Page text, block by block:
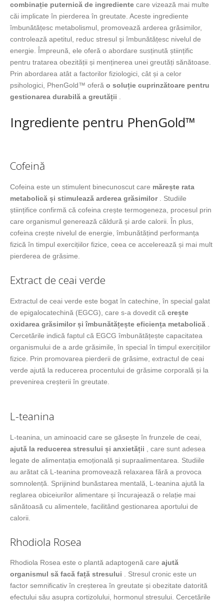
combinație puternică de ingrediente care vizează mai multe
căi implicate în pierderea în greutate. Aceste ingrediente
îmbunătățesc metabolismul, promovează arderea grăsimilor,
controlează apetitul, reduc stresul și îmbunătățesc nivelul de
energie. Împreună, ele oferă o abordare susținută științific
pentru tratarea obezității și menținerea unei greutăți sănătoase.
Prin abordarea atât a factorilor fiziologici, cât și a celor
psihologici, PhenGold™ oferă o soluție cuprinzătoare pentru
gestionarea durabilă a greutății .
Ingrediente pentru PhenGold™
Cofeină
Cofeina este un stimulent binecunoscut care mărește rata
metabolică și stimulează arderea grăsimilor. Studiile
științifice confirmă că cofeina crește termogeneza, procesul prin
care organismul generează căldură și arde calorii. În plus,
cofeina crește nivelul de energie, îmbunătățind performanța
fizică în timpul exercițiilor fizice, ceea ce accelerează și mai mult
pierderea de grăsime.
Extract de ceai verde
Extractul de ceai verde este bogat în catechine, în special galat
de epigalocatechină (EGCG), care s-a dovedit că crește
oxidarea grăsimilor și îmbunătățește eficiența metabolică
Cercetările indică faptul că EGCG îmbunătățește capacitatea
organismului de a arde grăsimile, în special în timpul exercițiilor
fizice. Prin promovarea pierderii de grăsime, extractul de ceai
verde ajută la reducerea procentului de grăsime corporală și la
prevenirea creșterii în greutate.
L-teanina
L-teanina, un aminoacid care se găsește în frunzele de ceai,
ajută la reducerea stresului și anxietății , care sunt adesea
legate de alimentația emoțională și supraalimentarea. Studiile
au arătat că L-teanina promovează relaxarea fără a provoca
somnolență. Sprijinind bunăstarea mentală, L-teanina ajută la
reglarea obiceiurilor alimentare și încurajează o relație mai
sănătoasă cu alimentele, facilitând gestionarea aportului de
calorii.
Rhodiola Rosea
Rhodiola Rosea este o plantă adaptogenă care ajută
organismul să facă față stresului . Stresul cronic este un
factor semnificativ în creșterea în greutate și obezitate datorită
efectului său asupra cortizolului, hormonul stresului. Cercetările